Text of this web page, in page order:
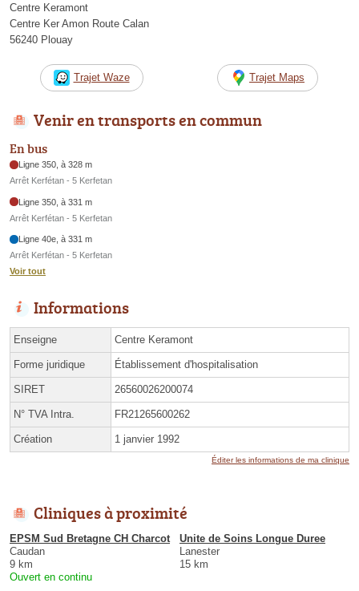
Centre Keramont
Centre Ker Amon Route Calan
56240 Plouay
Trajet Waze Trajet Maps
Venir en transports en commun
En bus
Ligne 350, à 328 m
Arrêt Kerfétan - 5 Kerfetan
Ligne 350, à 331 m
Arrêt Kerfétan - 5 Kerfetan
Ligne 40e, à 331 m
Arrêt Kerfétan - 5 Kerfetan
Voir tout
Informations
Enseigne Centre Keramont
Forme juridique Établissement d'hospitalisation
SIRET 26560026200074
N° TVA Intra. FR21265600262
Création 1 janvier 1992
Éditer les informations de ma clinique
Cliniques à proximité
EPSM Sud Bretagne CH Charcot
Caudan
9 km
Ouvert en continu
Unite de Soins Longue Duree
Lanester
15 km